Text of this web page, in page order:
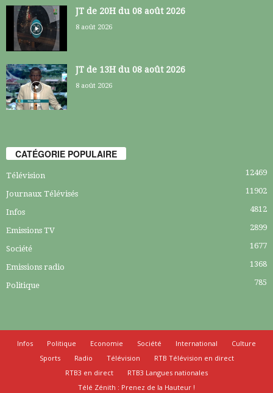
JT de 20H du 08 août 2026
8 août 2026
JT de 13H du 08 août 2026
8 août 2026
CATÉGORIE POPULAIRE
Télévision 12469
Journaux Télévisés 11902
Infos 4812
Emissions TV 2899
Société 1677
Emissions radio 1368
Politique 785
Infos Politique Economie Société International
Culture
Sports
Radio Télévision
RTB Télévision en direct
RTB3 en direct
RTB3 Langues nationales
Télé Zénith : Prenez de la Hauteur !